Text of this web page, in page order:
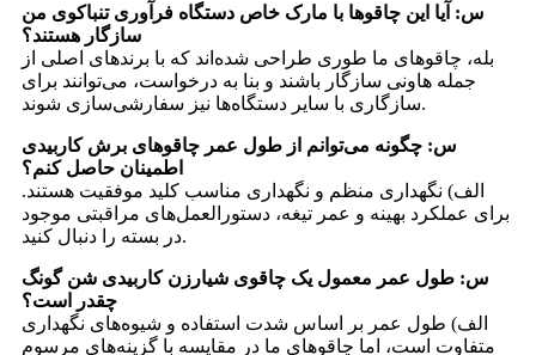
س: آیا این چاقوها با مارک خاص دستگاه فرآوری تنباکوی من
سازگار هستند؟
بله، چاقوهای ما طوری طراحی شده‌اند که با برندهای اصلی از
جمله هاونی سازگار باشند و بنا به درخواست، می‌توانند برای
سازگاری با سایر دستگاه‌ها نیز سفارشی‌سازی شوند.
س: چگونه می‌توانم از طول عمر چاقوهای برش کاربیدی
اطمینان حاصل کنم؟
الف) نگهداری منظم و نگهداری مناسب کلید موفقیت هستند.
برای عملکرد بهینه و عمر تیغه، دستورالعمل‌های مراقبتی موجود
در بسته را دنبال کنید.
س: طول عمر معمول یک چاقوی شیارزن کاربیدی شن گونگ
چقدر است؟
الف) طول عمر بر اساس شدت استفاده و شیوه‌های نگهداری
متفاوت است، اما چاقوهای ما در مقایسه با گزینه‌های مرسوم